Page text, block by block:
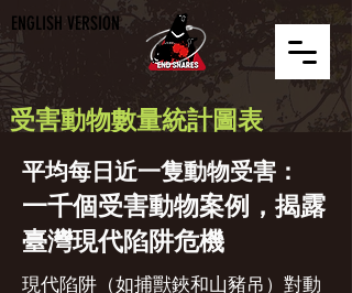
ENGLISH VERSION
受害動物數量統計圖表
平均每日近一隻動物受害：
一千個受害動物案例，揭露
臺灣現代陷阱危機
現代陷阱（如捕獸鋏和山豬吊）對動